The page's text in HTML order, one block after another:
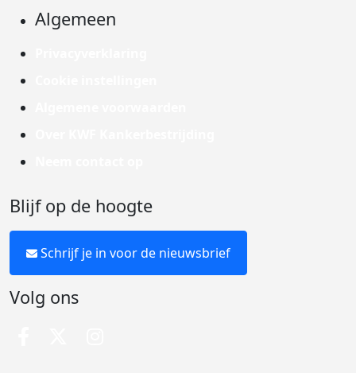
Algemeen
Blijf op de hoogte
Schrijf je in voor de nieuwsbrief
Volg ons